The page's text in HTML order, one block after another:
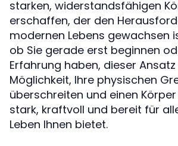
starken, widerstandsfähigen
erschaffen, der den
modernen Lebens gewachsen
ob Sie gerade erst beginnen
Erfahrung haben, dieser
Möglichkeit, Ihre physischen
überschreiten und einen
stark, kraftvoll und bereit für
Leben Ihnen bietet.